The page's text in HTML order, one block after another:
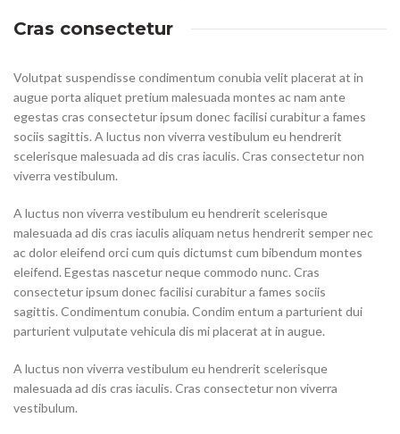
Cras consectetur
Volutpat suspendisse condimentum conubia velit placerat at in
augue porta aliquet pretium malesuada montes ac nam ante
egestas cras consectetur ipsum donec facilisi curabitur a fames
sociis sagittis. A luctus non viverra vestibulum eu hendrerit
scelerisque malesuada ad dis cras iaculis. Cras consectetur non
viverra vestibulum.
A luctus non viverra vestibulum eu hendrerit scelerisque
malesuada ad dis cras iaculis aliquam netus hendrerit semper nec
ac dolor eleifend orci cum quis dictumst cum bibendum montes
eleifend. Egestas nascetur neque commodo nunc. Cras
consectetur ipsum donec facilisi curabitur a fames sociis
sagittis. Condimentum conubia. Condim entum a parturient dui
parturient vulputate vehicula dis mi placerat at in augue.
A luctus non viverra vestibulum eu hendrerit scelerisque
malesuada ad dis cras iaculis. Cras consectetur non viverra
vestibulum.